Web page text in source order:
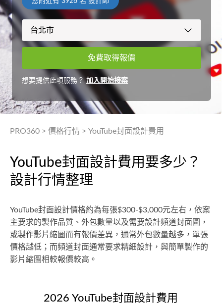
免費取得報價
想要提供此項服務？加入開始接案
PRO360 > 價格行情 > YouTube封面設計費用
YouTube封面設計費用要多少？
設計行情整理
YouTube封面設計價格約為每張$300-$3,000元左右，依案
主要求的製作品質、外包數量以及需要設計頻道封面圖，
或製作影片縮圖而有報價差異，通常外包數量越多，單張
價格越低；而頻道封面通常要求精細設計，與簡單製作的
影片縮圖相較報價較高。
2026 YouTube封面設計費用